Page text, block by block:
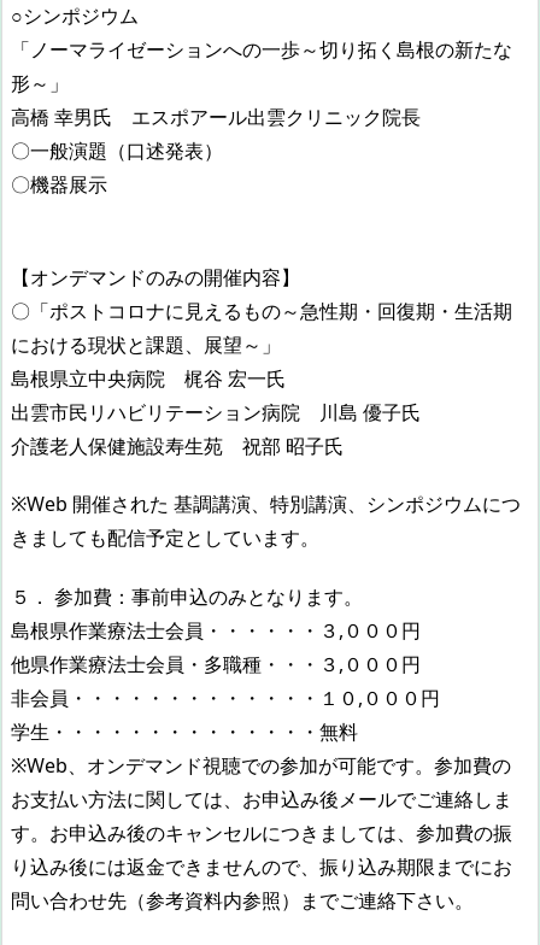
○シンポジウム
「ノーマライゼーションへの一歩～切り拓く島根の新たな
形～」
高橋 幸男氏 エスポアール出雲クリニック院長
〇一般演題（口述発表）
〇機器展示
【オンデマンドのみの開催内容】
〇「ポストコロナに見えるもの～急性期・回復期・生活期
における現状と課題、展望～」
島根県立中央病院 梶谷 宏一氏
出雲市民リハビリテーション病院 川島 優子氏
介護老人保健施設寿生苑 祝部 昭子氏
※Web 開催された 基調講演、特別講演、シンポジウムにつ
きましても配信予定としています。
５． 参加費：事前申込のみとなります。
島根県作業療法士会員・・・・・・３,０００円
他県作業療法士会員・多職種・・・３,０００円
非会員・・・・・・・・・・・・・１０,０００円
学生・・・・・・・・・・・・・・無料
※Web、オンデマンド視聴での参加が可能です。参加費の
お支払い方法に関しては、お申込み後メールでご連絡しま
す。お申込み後のキャンセルにつきましては、参加費の振
り込み後には返金できませんので、振り込み期限までにお
問い合わせ先（参考資料内参照）までご連絡下さい。